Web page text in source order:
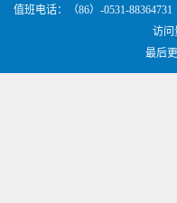
值班电话：（86）-0531-
访问
最后